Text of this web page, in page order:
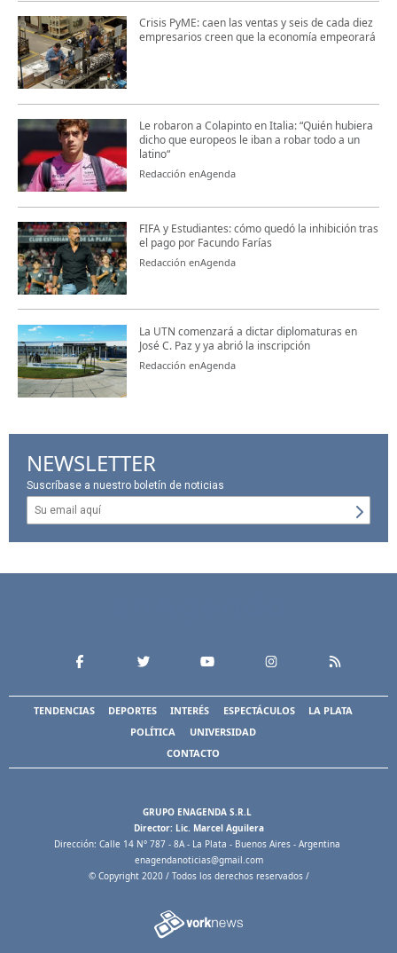
Crisis PyME: caen las ventas y seis de cada diez
empresarios creen que la economía empeorará
Le robaron a Colapinto en Italia: “Quién hubiera
dicho que europeos le iban a robar todo a un
latino“
Redacción enAgenda
FIFA y Estudiantes: cómo quedó la inhibición tras
el pago por Facundo Farías
Redacción enAgenda
La UTN comenzará a dictar diplomaturas en
José C. Paz y ya abrió la inscripción
Redacción enAgenda
NEWSLETTER
Suscríbase a nuestro boletín de noticias
TENDENCIAS DEPORTES INTERÉS ESPECTÁCULOS
LA PLATA
POLÍTICA
UNIVERSIDAD
CONTACTO
GRUPO ENAGENDA S.R.L
Director: Lic. Marcel Aguilera
Dirección: Calle 14 N° 787 - 8A - La Plata - Buenos Aires - Argentina
enagendanoticias@gmail.com
© Copyright 2020 / Todos los derechos reservados /